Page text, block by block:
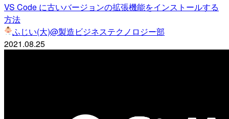
VS Code に古いバージョンの拡張機能をインストールする
方法
ふじい(大)@製造ビジネステクノロジー部
2021.08.25